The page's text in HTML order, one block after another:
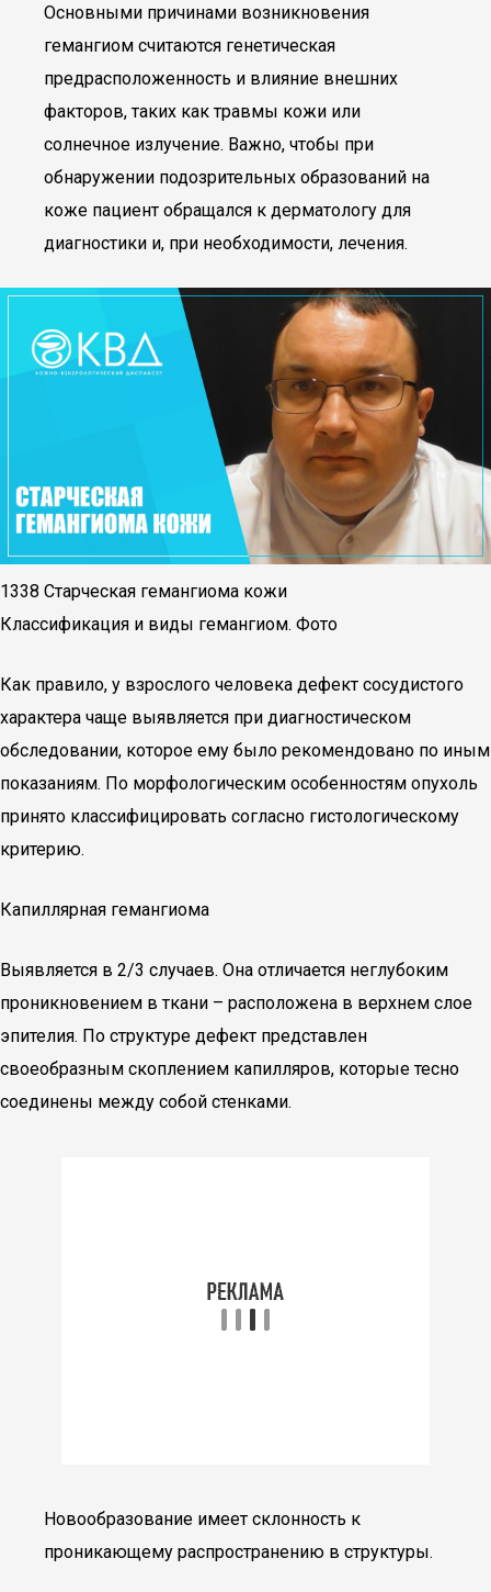
Основными причинами возникновения
гемангиом считаются генетическая
предрасположенность и влияние внешних
факторов, таких как травмы кожи или
солнечное излучение. Важно, чтобы при
обнаружении подозрительных образований на
коже пациент обращался к дерматологу для
диагностики и, при необходимости, лечения.
1338 Старческая гемангиома кожи
Классификация и виды гемангиом. Фото
Как правило, у взрослого человека дефект сосудистого
характера чаще выявляется при диагностическом
обследовании, которое ему было рекомендовано по иным
показаниям. По морфологическим особенностям опухоль
принято классифицировать согласно гистологическому
критерию.
Капиллярная гемангиома
Выявляется в 2/3 случаев. Она отличается неглубоким
проникновением в ткани – расположена в верхнем слое
эпителия. По структуре дефект представлен
своеобразным скоплением капилляров, которые тесно
соединены между собой стенками.
Новообразование имеет склонность к
проникающему распространению в структуры.